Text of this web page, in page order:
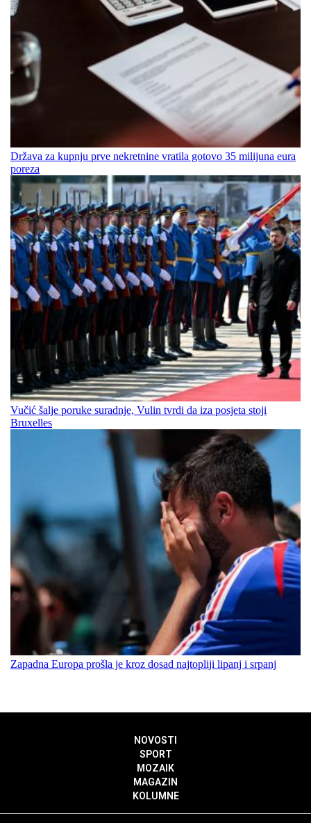
Država za kupnju prve nekretnine vratila gotovo 35 milijuna eura
poreza
Vučić šalje poruke suradnje, Vulin tvrdi da iza posjeta stoji
Bruxelles
Zapadna Europa prošla je kroz dosad najtopliji lipanj i srpanj
NOVOSTI
SPORT
MOZAIK
MAGAZIN
KOLUMNE